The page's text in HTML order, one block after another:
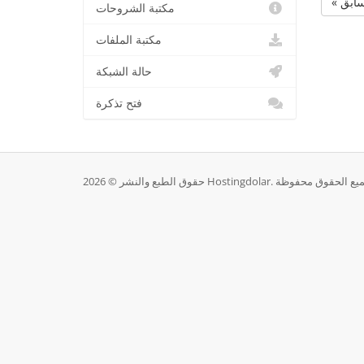
مكتبة الشروحات
مكتبة الملفات
حالة الشبكة
فتح تذكرة